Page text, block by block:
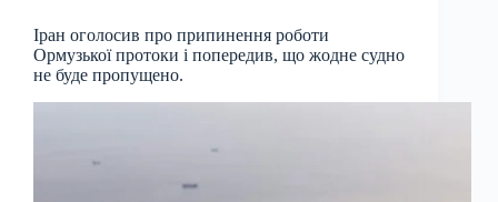
Іран оголосив про припинення роботи
Ормузької протоки і попередив, що жодне судно
не буде пропущено.